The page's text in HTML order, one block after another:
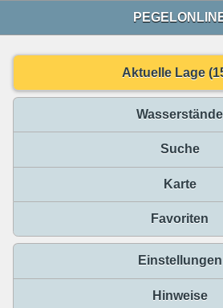
Aktuelle Lage
Wasserstände
Suche
Karte
Favoriten
Einstellungen
Hinweise